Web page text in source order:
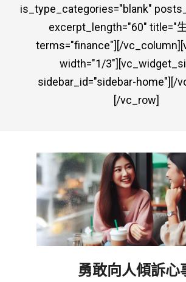
is_type_categories="blank"
excerpt_length="60" title="
terms="finance"][/
width="1/
sidebar_id="sidebar-home"][/
[/vc_row]
勇敢向人傾訴心